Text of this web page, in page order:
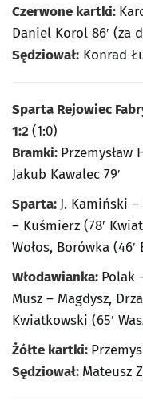
Czerwone kartki:
Daniel Korol 86′ (za
Sędziował: Konrad
Sparta Rejowiec
1:2(1:0)
Bramki: Przemysław
Jakub Kawalec 79′
Sparta: J. Kamiński
– Kuśmierz (78′
Wołos, Borówka
Włodawianka: Polak
Musz – Magdysz,
Kwiatkowski (65′
Żółte kartki:
Sędziował: Mateusz